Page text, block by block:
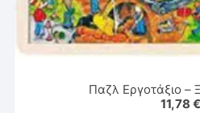
Παζλ Εργοτάξιο –
11,78 €